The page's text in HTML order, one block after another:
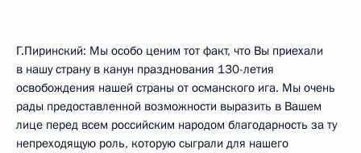
Г.Пиринский: Мы особо ценим тот факт, что Вы приехали
в нашу страну в канун празднования 130-летия
освобождения нашей страны от османского ига. Мы очень
рады предоставленной возможности выразить в Вашем
лице перед всем российским народом благодарность за ту
непреходящую роль, которую сыграли для нашего